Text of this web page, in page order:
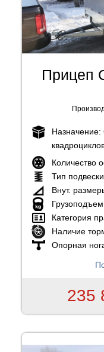
Прицеп
Назначение:
Количество
Тип
Внут.
Категория
Наличие
Опорная
235